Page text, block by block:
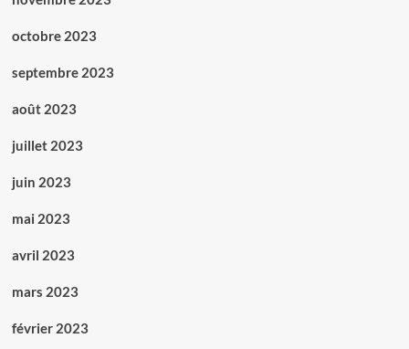
octobre 2023
septembre 2023
août 2023
juillet 2023
juin 2023
mai 2023
avril 2023
mars 2023
février 2023